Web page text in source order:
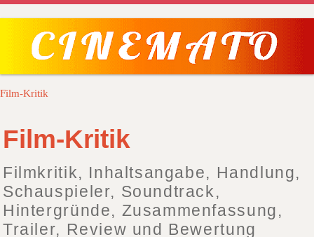
Film-Kritik
Film-Kritik
Filmkritik, Inhaltsangabe, Handlung,
Schauspieler, Soundtrack,
Hintergründe, Zusammenfassung,
Trailer, Review und Bewertung